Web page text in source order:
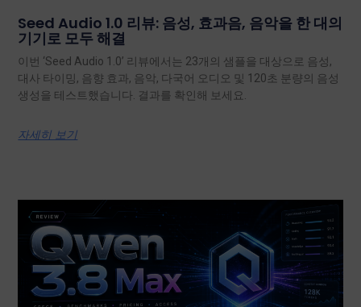
Seed Audio 1.0 리뷰: 음성, 효과음, 음악을 한 대의
기기로 모두 해결
이번 ‘Seed Audio 1.0’ 리뷰에서는 23개의 샘플을 대상으로 음성,
대사 타이밍, 음향 효과, 음악, 다국어 오디오 및 120초 분량의 음성
생성을 테스트했습니다. 결과를 확인해 보세요.
자세히 보기